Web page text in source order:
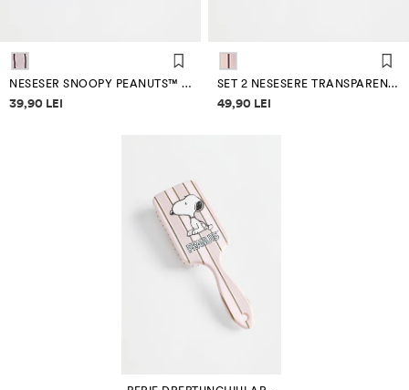
NESESER SNOOPY PEANUTS™ MATLASAT
Informații despre prețuri
39,90 LEI
SET 2 NESESERE TRANSPARENTE SNOOPY PEANUTS™
Informații despre prețuri
49,90 LEI